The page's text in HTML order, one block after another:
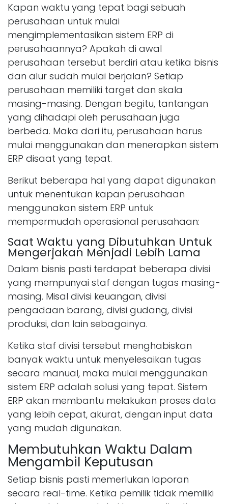
Kapan waktu yang tepat bagi sebuah
perusahaan untuk mulai
mengimplementasikan sistem ERP di
perusahaannya? Apakah di awal
perusahaan tersebut berdiri atau ketika bisnis
dan alur sudah mulai berjalan? Setiap
perusahaan memiliki target dan skala
masing-masing. Dengan begitu, tantangan
yang dihadapi oleh perusahaan juga
berbeda. Maka dari itu, perusahaan harus
mulai menggunakan dan menerapkan sistem
ERP disaat yang tepat.
Berikut beberapa hal yang dapat digunakan
untuk menentukan kapan perusahaan
menggunakan sistem ERP untuk
mempermudah operasional perusahaan:
Saat Waktu yang Dibutuhkan Untuk
Mengerjakan Menjadi Lebih Lama
Dalam bisnis pasti terdapat beberapa divisi
yang mempunyai staf dengan tugas masing-
masing. Misal divisi keuangan, divisi
pengadaan barang, divisi gudang, divisi
produksi, dan lain sebagainya.
Ketika staf divisi tersebut menghabiskan
banyak waktu untuk menyelesaikan tugas
secara manual, maka mulai menggunakan
sistem ERP adalah solusi yang tepat. Sistem
ERP akan membantu melakukan proses data
yang lebih cepat, akurat, dengan input data
yang mudah digunakan.
Membutuhkan Waktu Dalam
Mengambil Keputusan
Setiap bisnis pasti memerlukan laporan
secara real-time. Ketika pemilik tidak memiliki